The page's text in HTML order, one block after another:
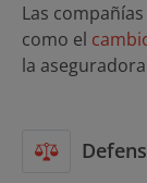
Las
como el
la